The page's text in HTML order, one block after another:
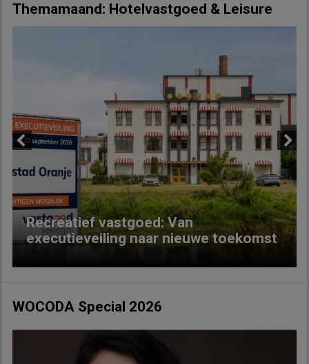
Themamaand: Hotelvastgoed & Leisure
Recreatief vastgoed: Van
executieveiling naar nieuwe toekomst
Next
WOCODA Special 2026